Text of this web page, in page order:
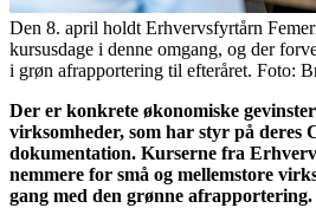
Den 8. april holdt Erhvervsfyrtårn
kursusdage i denne omgang, og der
i grøn afrapportering til efteråret. Foto:
Der er konkrete økonomiske
virksomheder, som har styr på deres
dokumentation. Kurserne fra
nemmere for små og mellemstore
gang med den grønne afrapportering.